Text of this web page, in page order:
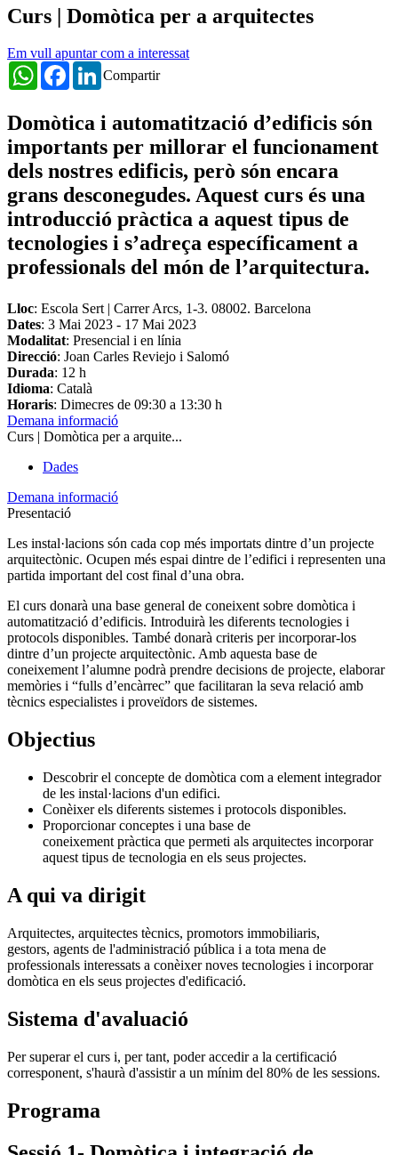
Curs | Domòtica per a arquitectes
Em vull apuntar com a interessat
Compartir
WhatsAppFacebookLinkedIn
Domòtica i automatització d’edificis són
importants per millorar el funcionament
dels nostres edificis, però són encara
grans desconegudes. Aquest curs és una
introducció pràctica a aquest tipus de
tecnologies i s’adreça específicament a
professionals del món de l’arquitectura.
Lloc: Escola Sert | Carrer Arcs, 1-3. 08002. Barcelona
Dates: 3 Mai 2023 - 17 Mai 2023
Modalitat: Presencial i en línia
Direcció: Joan Carles Reviejo i Salomó
Durada: 12 h
Idioma: Català
Horaris: Dimecres de 09:30 a 13:30 h
Demana informació
Curs | Domòtica per a arquite...
Dades
Demana informació
Presentació
Les instal·lacions són cada cop més importats dintre d’un projecte
arquitectònic. Ocupen més espai dintre de l’edifici i representen una
partida important del cost final d’una obra.
El curs donarà una base general de coneixent sobre domòtica i
automatització d’edificis. Introduirà les diferents tecnologies i
protocols disponibles. També donarà criteris per incorporar-los
dintre d’un projecte arquitectònic. Amb aquesta base de
coneixement l’alumne podrà prendre decisions de projecte, elaborar
memòries i “fulls d’encàrrec” que facilitaran la seva relació amb
tècnics especialistes i proveïdors de sistemes.
Objectius
Descobrir el concepte de domòtica com a element integrador
de les instal·lacions d'un edifici.
Conèixer els diferents sistemes i protocols disponibles.
Proporcionar conceptes i una base de
coneixement pràctica que permeti als arquitectes incorporar
aquest tipus de tecnologia en els seus projectes.
A qui va dirigit
Arquitectes, arquitectes tècnics, promotors immobiliaris,
gestors, agents de l'administració pública i a tota mena de
professionals interessats a conèixer noves tecnologies i incorporar
domòtica en els seus projectes d'edificació.
Sistema d'avaluació
Per superar el curs i, per tant, poder accedir a la certificació
corresponent, s'haurà d'assistir a un mínim del 80% de les sessions.
Programa